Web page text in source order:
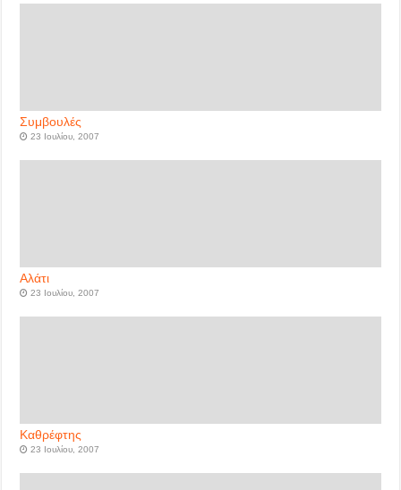
Συμβουλές
23 Ιουλίου, 2007
Αλάτι
23 Ιουλίου, 2007
Καθρέφτης
23 Ιουλίου, 2007